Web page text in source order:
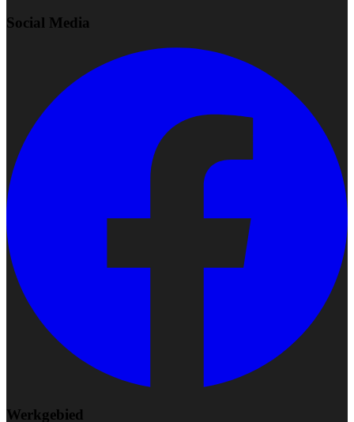
Social Media
Werkgebied